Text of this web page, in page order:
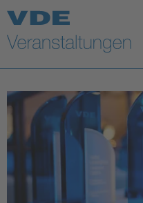
Top Themen
Fokusthemen
Energy
AI & Digital Trust